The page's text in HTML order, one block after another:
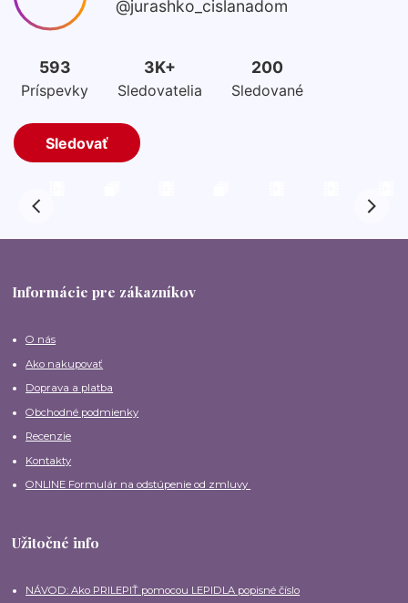
Informácie pre zákazníkov
O nás
Ako nakupovať
Doprava a platba
Obchodné podmienky
Recenzie
Kontakty
ONLINE Formulár na odstúpenie od zmluvy
Užitočné info
NÁVOD: Ako PRILEPIŤ pomocou LEPIDLA popisné číslo